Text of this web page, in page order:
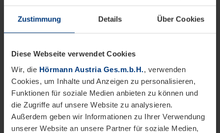
Zustimmung Details Über Cookies
Diese Webseite verwendet Cookies
Wir, die Hörmann Austria Ges.m.b.H., verwenden
Cookies, um Inhalte und Anzeigen zu personalisieren,
Funktionen für soziale Medien anbieten zu können und
die Zugriffe auf unsere Website zu analysieren.
Außerdem geben wir Informationen zu Ihrer Verwendung
unserer Website an unsere Partner für soziale Medien,